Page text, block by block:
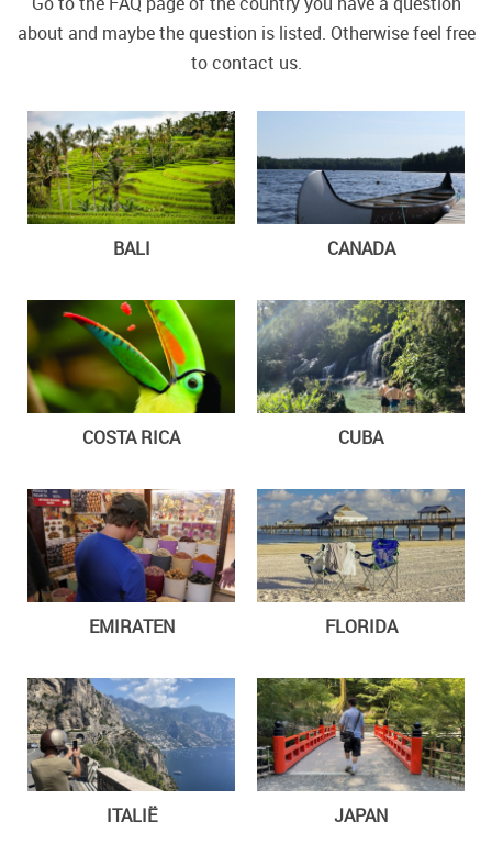
about and maybe the question is listed. Otherwise feel free
to contact us.
BALI CANADA
COSTA RICA CUBA
EMIRATEN FLORIDA
ITALIË JAPAN